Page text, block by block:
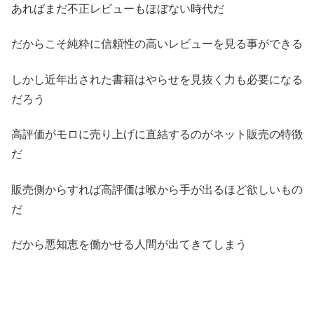
あればまだ不正レビューもほぼない時代だ
だからこそ純粋に信頼性の高いレビューを見る事ができる
しかし近年出された書籍はやらせを見抜く力も必要になる
だろう
高評価がモロに売り上げに直結するのがネット販売の特徴
だ
販売側からすれば高評価は喉から手が出るほど欲しいもの
だ
だから悪知恵を働かせる人間が出てきてしまう